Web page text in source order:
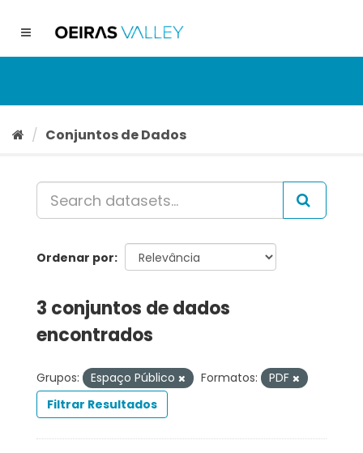
conteúdo
Toggle
Conjuntos de Dados
Ordenar por
3 conjuntos de dados
encontrados
Grupos: Espaço Público Formatos:
PDF
Filtrar Resultados